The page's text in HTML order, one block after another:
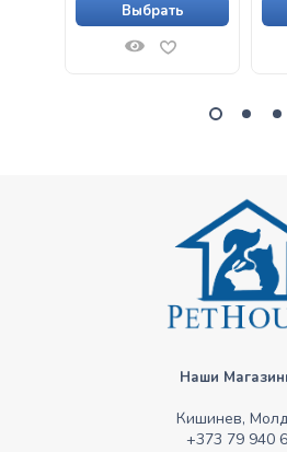
Выбрать
Наши
Кишинев,
+373 79 940